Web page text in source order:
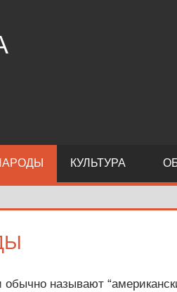
КУЛЬТУРА
называют